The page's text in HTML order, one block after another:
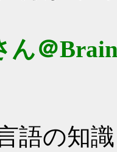
ん＠
語の知